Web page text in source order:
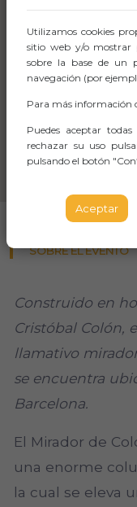
SOBRE EL EVENTO
Construido en
Cristóbal Colón,
llamativo
se encuentra
Barcelona.
El Mirador de
una enorme
la cual se eleva
Utilizamos cookies
sitio web y/o mostrar
sobre la base de un
navegación (por
Para más información
Puedes aceptar
rechazar su uso
pulsando el botón
Aceptar